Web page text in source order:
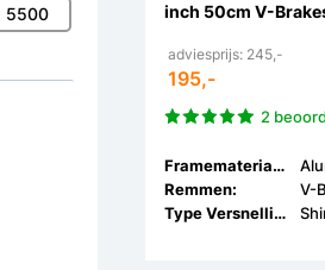
inch 50cm V-
adviesprijs: 245,-
195,-
2
Framemateriaal:
Remmen:
V-
Type Versnellingen: